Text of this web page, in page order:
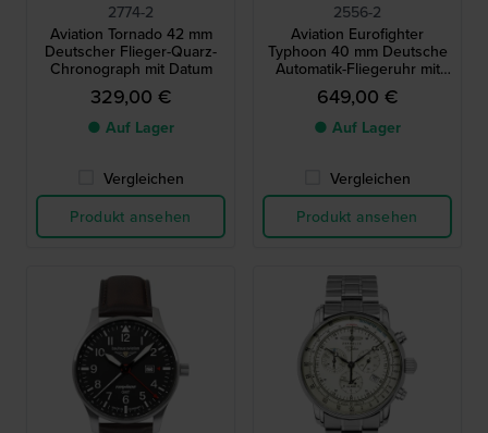
2774-2
Aviation Tornado 42 mm
Deutscher Flieger-Quarz-
Chronograph mit Datum
329,00 €
● Auf Lager
Vergleichen
Produkt ansehen
2556-2
Aviation Eurofighter
Typhoon 40 mm Deutsche
Automatik-Fliegeruhr mit
Schweizer SW200 Uhrwerk
649,00 €
● Auf Lager
Vergleichen
Produkt ansehen